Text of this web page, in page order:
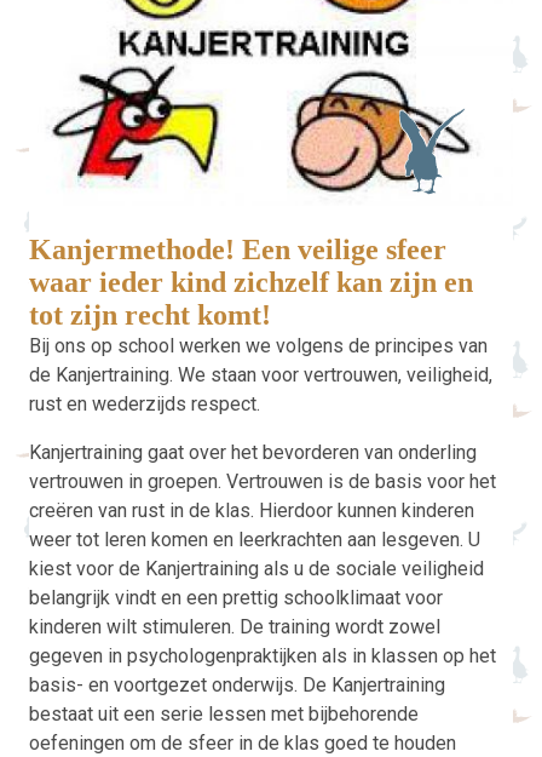
Kanjermethode! Een veilige sfeer
waar ieder kind zichzelf kan zijn en
tot zijn recht komt!
Bij ons op school werken we volgens de principes van
de Kanjertraining. We staan voor vertrouwen, veiligheid,
rust en wederzijds respect.
Kanjertraining gaat over het bevorderen van onderling
vertrouwen in groepen. Vertrouwen is de basis voor het
creëren van rust in de klas. Hierdoor kunnen kinderen
weer tot leren komen en leerkrachten aan lesgeven. U
kiest voor de Kanjertraining als u de sociale veiligheid
belangrijk vindt en een prettig schoolklimaat voor
kinderen wilt stimuleren. De training wordt zowel
gegeven in psychologenpraktijken als in klassen op het
basis- en voortgezet onderwijs. De Kanjertraining
bestaat uit een serie lessen met bijbehorende
oefeningen om de sfeer in de klas goed te houden